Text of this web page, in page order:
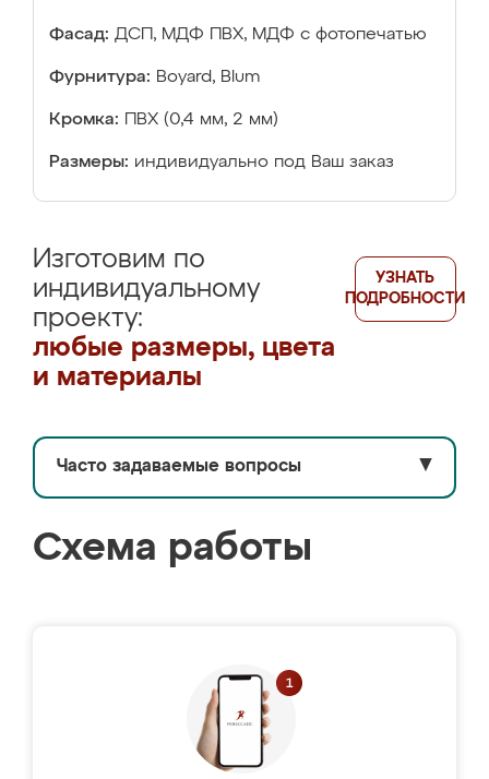
Фасад: ДСП, МДФ ПВХ, МДФ с фотопечатью
Фурнитура: Boyard, Blum
Кромка: ПВХ (0,4 мм, 2 мм)
Размеры: индивидуально под Ваш заказ
Изготовим по
индивидуальному
проекту:
любые размеры, цвета
и материалы
УЗНАТЬ
ПОДРОБНОСТИ
Часто задаваемые вопросы ▼
Схема работы